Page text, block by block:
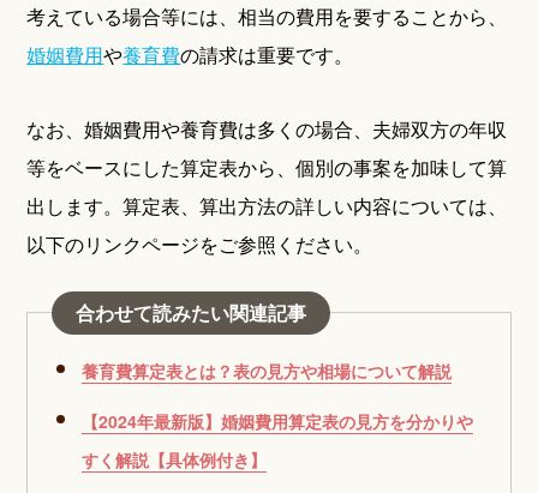
考えている場合等には、相当の費用を要することから、
婚姻費用や養育費の請求は重要です。
なお、婚姻費用や養育費は多くの場合、夫婦双方の年収
等をベースにした算定表から、個別の事案を加味して算
出します。算定表、算出方法の詳しい内容については、
以下のリンクページをご参照ください。
合わせて読みたい関連記事
養育費算定表とは？表の見方や相場について解説
【2024年最新版】婚姻費用算定表の見方を分かりや
すく解説【具体例付き】